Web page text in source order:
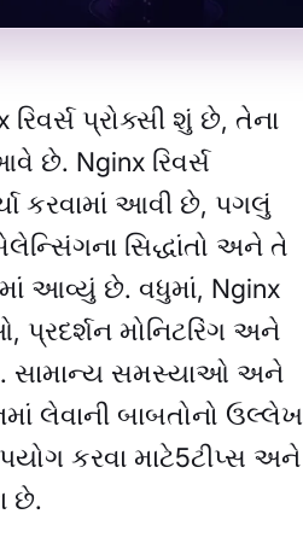
પ્રોક્સી શું છે, તેના
છે. Nginx રિવર્સ
કરવામાં આવી છે, પગલું
સિદ્ધાંતો અને તે
આવ્યું છે. વધુમાં, Nginx
પ્રદર્શન મોનિટરિંગ અને
સામાન્ય સમસ્યાઓ અને
લેવાની બાબતોનો ઉલ્લેખ
કરવા માટે5ટીપ્સ અને
છે.